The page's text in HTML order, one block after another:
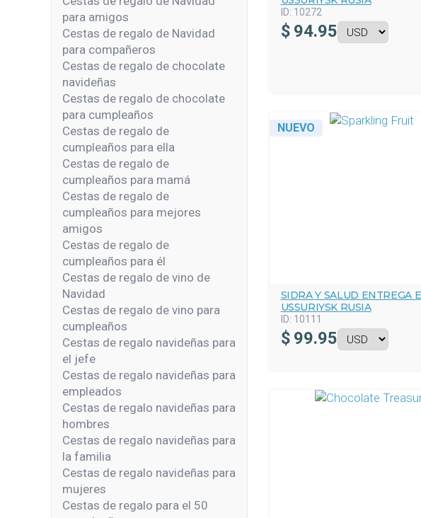
para amigos
Cestas de regalo de Navidad
para compañeros
Cestas de regalo de chocolate
navideñas
Cestas de regalo de chocolate
para cumpleaños
Cestas de regalo de
cumpleaños para ella
Cestas de regalo de
cumpleaños para mamá
Cestas de regalo de
cumpleaños para mejores
amigos
Cestas de regalo de
cumpleaños para él
Cestas de regalo de vino de
Navidad
Cestas de regalo de vino para
cumpleaños
Cestas de regalo navideñas para
el jefe
Cestas de regalo navideñas para
empleados
Cestas de regalo navideñas para
hombres
Cestas de regalo navideñas para
la familia
Cestas de regalo navideñas para
mujeres
Cestas de regalo para el 50
ID: 10272
$ 94.95
NUEVO
SIDRA Y SALUD ENTREGA
USSURIYSK RUSIA
ID: 10111
$ 99.95